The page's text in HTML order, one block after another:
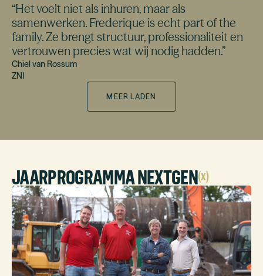
“Het voelt niet als inhuren, maar als
samenwerken. Frederique is echt part of the
family. Ze brengt structuur, professionaliteit en
vertrouwen precies wat wij nodig hadden.”
Chiel van Rossum
ZNI
MEER LADEN
JAARPROGRAMMA NEXTGEN(x)